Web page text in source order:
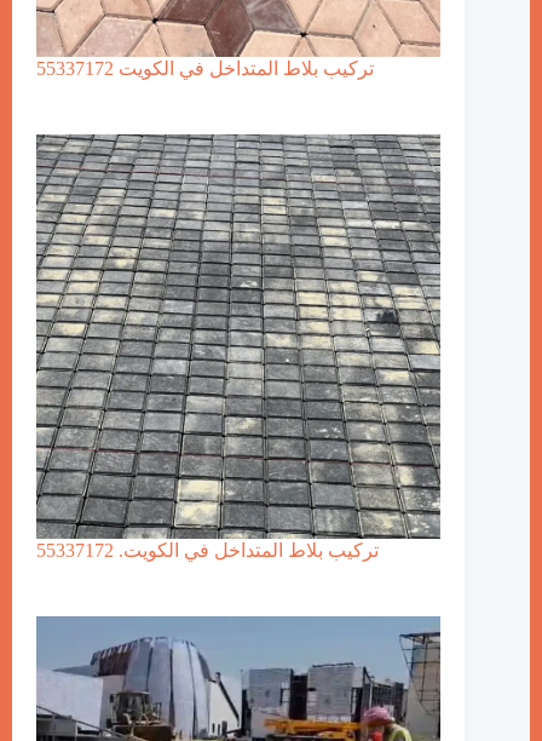
تركيب بلاط المتداخل في الكويت 55337172
تركيب بلاط المتداخل في الكويت. 55337172